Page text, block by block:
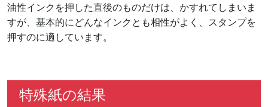
油性インクを押した直後のものだけは、かすれてしまいま
すが、基本的にどんなインクとも相性がよく、スタンプを
押すのに適しています。
特殊紙の結果